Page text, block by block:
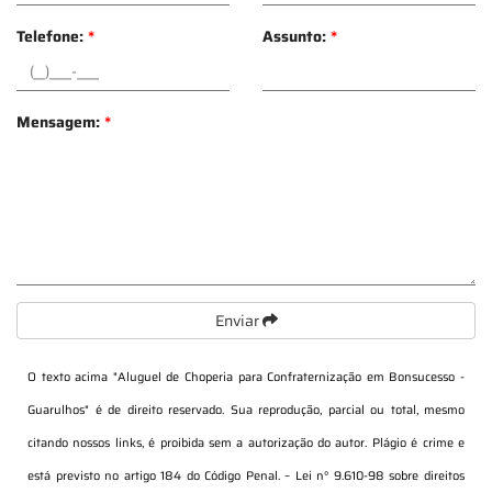
Telefone:* Assunto:*
Mensagem:*
Enviar
O texto acima "Aluguel de Choperia para Confraternização em Bonsucesso -
Guarulhos" é de direito reservado. Sua reprodução, parcial ou total, mesmo
citando nossos links, é proibida sem a autorização do autor. Plágio é crime e
está previsto no artigo 184 do Código Penal. – Lei n° 9.610-98 sobre direitos